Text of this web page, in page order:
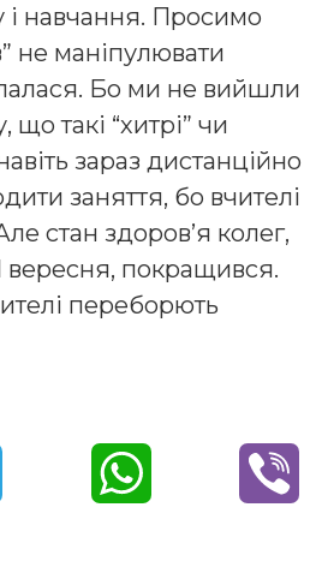
і навчання. Просимо
не маніпулювати
Бо ми не вийшли
такі “хитрі” чи
зараз дистанційно
заняття, бо вчителі
стан здоров’я колег,
вересня, покращився.
переборють